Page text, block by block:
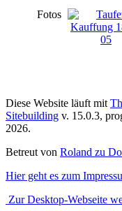
Fotos
Diese Website läuft mit
Sitebuilding v. 15.0.3,
2026.
Betreut von Roland zu
Hier geht es zum
Zur Desktop-Webseite